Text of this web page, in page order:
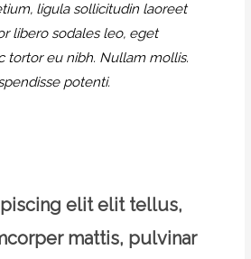
ligula sollicitudin laoreet
libero sodales leo, eget
tortor eu nibh. Nullam mollis.
potenti.
elit elit tellus,
mattis, pulvinar